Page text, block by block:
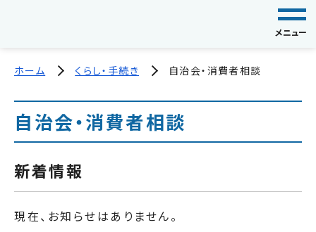
メニュー
ホーム くらし・手続き 自治会・消費者相談
自治会・消費者相談
新着情報
現在、お知らせはありません。